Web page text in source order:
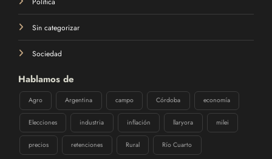
Sin categorizar
Sociedad
Hablamos de
Agro Argentina campo Córdoba economía
Elecciones industria inflación llaryora milei
precios retenciones Rural Río Cuarto